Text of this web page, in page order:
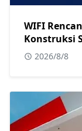
WIFI
Konstruksi
2026/8/8